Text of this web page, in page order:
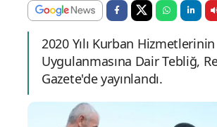
2020 Yılı Kurban Hizmetlerinin
Uygulanmasına Dair Tebliğ,
Gazete'de yayınlandı.